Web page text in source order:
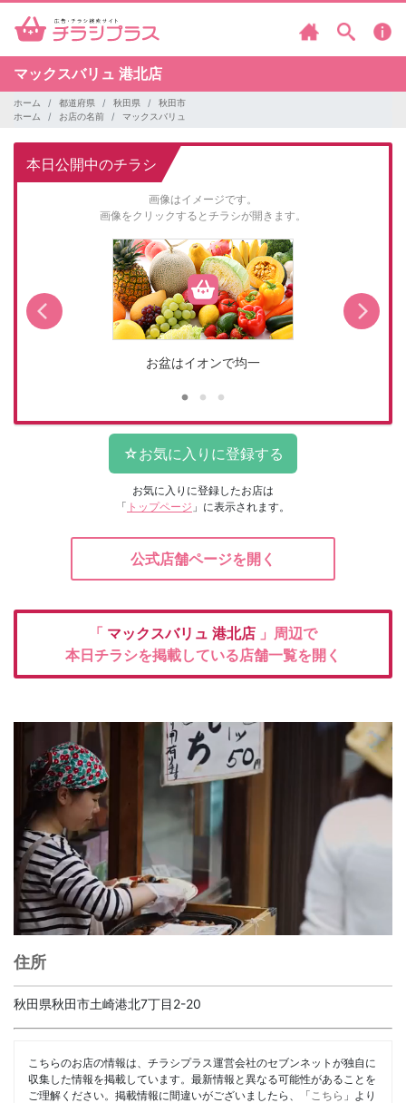
マックスバリュ 港北店
ホーム 都道府県 秋田県
秋田市
ホーム
お店の名前 マックスバリュ
本日公開中のチラシ
画像はイメージです。
画像をクリックするとチラシが開きます。
お盆はイオンで均一
お気に入りに登録したお店は
「 トップページ 」に表示されます。
公式店舗ページを開く
「 マックスバリュ 港北店 」周辺で
本日チラシを掲載している店舗一覧を開く
住所
秋田県秋田市土崎港北7丁目2-20
こちらのお店の情報は、チラシプラス運営会社のセブンネットが独自に
収集した情報を掲載しています。最新情報と異なる可能性があることを
ご理解ください。掲載情報に間違いがございましたら、「 こちら 」より